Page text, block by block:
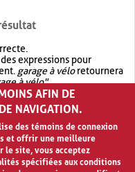
expressions pour
garage à véloretournera
à vélo".
avec OR.garage OR vélo
quegarage à vélo
AFIN DE
NAVIGATION.
des témoins de connexion
et offrir une meilleure
le site, vous acceptez
spécifiées aux conditions